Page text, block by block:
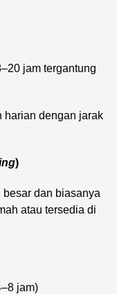
jam tergantung
dengan jarak
)
dan biasanya
atau tersedia di
jam)